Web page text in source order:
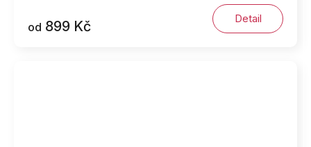
od 899 Kč Detail